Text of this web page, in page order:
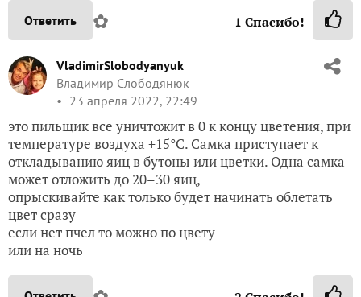
Ответить ✿ 1 Спасибо!
VladimirSlobodyanyuk
Владимир Слободянюк
23 апреля 2022, 22:49
это пильщик все уничтожит в 0 к концу цветения, при
температуре воздуха +15°C. Самка приступает к
откладыванию яиц в бутоны или цветки. Одна самка
может отложить до 20–30 яиц,
опрыскивайте как только будет начинать облетать
цвет сразу
если нет пчел то можно по цвету
или на ночь